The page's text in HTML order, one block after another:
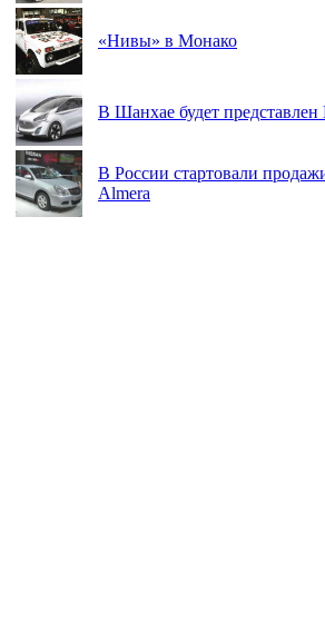
«Нивы» в Монако
В Шанхае будет
В России стартовали
Almera